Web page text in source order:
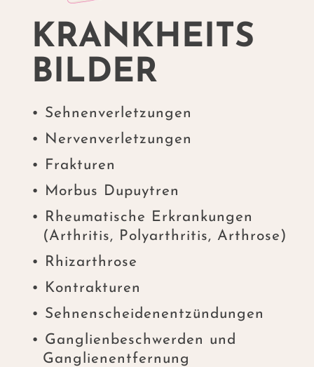
KRANKHEITS
BILDER
• Sehnenverletzungen
• Nervenverletzungen
• Frakturen
• Morbus Dupuytren
• Rheumatische Erkrankungen
(Arthritis, Polyarthritis, Arthrose)
• Rhizarthrose
• Kontrakturen
• Sehnenscheidenentzündungen
• Ganglienbeschwerden und
Ganglienentfernung